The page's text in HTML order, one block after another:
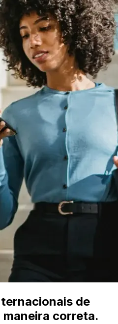
de
correta.